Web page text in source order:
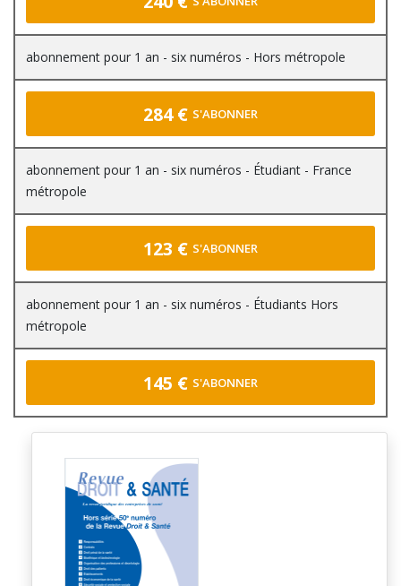
abonnement pour 1 an - six numéros - Hors métropole
284 € S'ABONNER
abonnement pour 1 an - six numéros - Étudiant - France
métropole
123 € S'ABONNER
abonnement pour 1 an - six numéros - Étudiants Hors
métropole
145 € S'ABONNER